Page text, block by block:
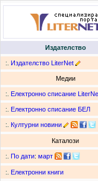
Издателство
:. Издателство LiterNet
Медии
:. Електронно списание
:. Електронно списание БЕЛ
:. Културни новини
Каталози
:. По дати: март
:. Електронни книги